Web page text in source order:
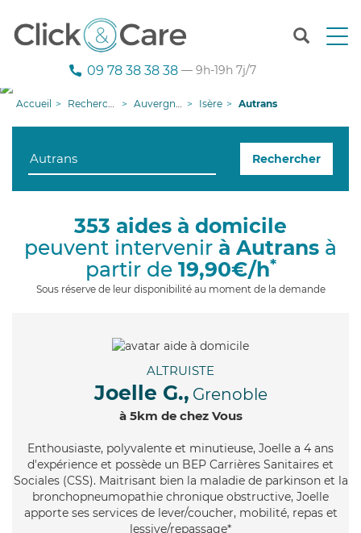
T
n
g
09 78 38 38 38 — 9h-19h 7j/7
Accueil Recherche aide à domicile Auvergne-Rhône-Alpes Isère Autrans
Rechercher
353 aides à domicile
peuvent intervenir à Autrans à
partir de 19,90€/h*
Sous réserve de leur disponibilité au moment de la demande
ALTRUISTE
Joelle G., Grenoble
à 5km de chez Vous
Enthousiaste, polyvalente et minutieuse, Joelle a 4 ans
d'expérience et possède un BEP Carrières Sanitaires et
Sociales (CSS). Maitrisant bien la maladie de parkinson et la
bronchopneumopathie chronique obstructive, Joelle
apporte ses services de lever/coucher, mobilité, repas et
lessive/repassage*